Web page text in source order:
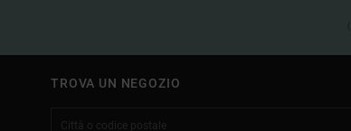
TROVA UN NEGOZIO